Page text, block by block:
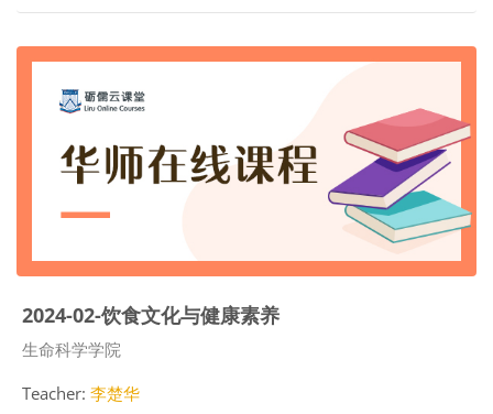
2024-02-饮食文化与健康素养
Course category
生命科学学院
Teacher: 李楚华